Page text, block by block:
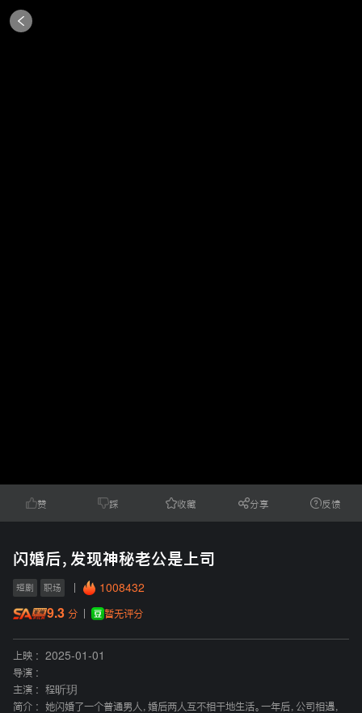
赞 踩 收藏 分享 反馈
闪婚后，发现神秘老公是上司
短剧 职场 1008432
9.3 分 暂无评分
上映 :
2025-01-01
导演 :
主演 :
程昕玥
简介 :
她闪婚了一个普通男人，婚后两人互不相干地生活。一年后，公司相遇，